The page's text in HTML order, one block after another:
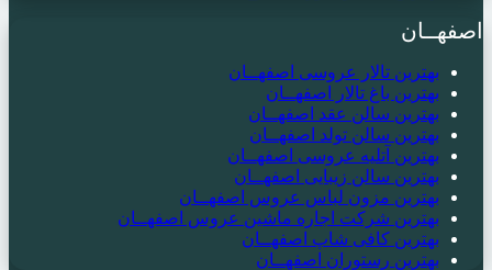
اصفهــان
بهترین تالار عروسی اصفهــان
بهترین باغ تالار اصفهــان
بهترین سالن عقد اصفهــان
بهترین سالن تولد اصفهــان
بهترین آتلیه عروسی اصفهــان
بهترین سالن زیبایی اصفهــان
بهترین مزون لباس عروس اصفهــان
بهترین شرکت اجاره ماشین عروس اصفهــان
بهترین کافی شاپ اصفهــان
بهترین رستوران اصفهــان